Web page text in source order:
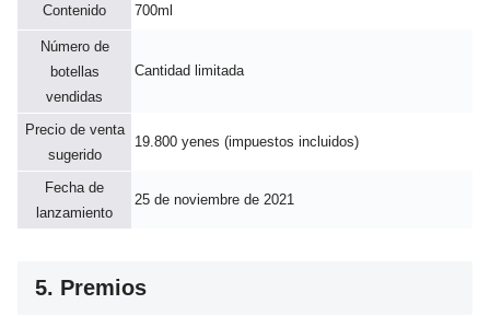
Contenido 700ml
Número de
botellas
vendidas
Cantidad limitada
Precio de venta
sugerido
19.800 yenes (impuestos incluidos)
Fecha de
lanzamiento
25 de noviembre de 2021
5. Premios